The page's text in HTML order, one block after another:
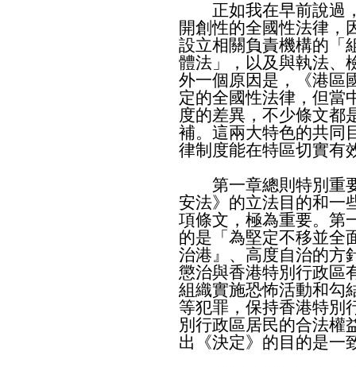
正如我在早前說過，
開創性的全國性法律，
設立相關負責機構的「
體法」，以及與執法、
外一個原因是，《港區
定的全國性法律，但當
度的差異，不少條文都
補。這兩大特色的共同
律制度能在特區切實有
第一章總則特別重要
安法》的立法目的和一
項條文，極為重要。第
的是「為堅定不移並全
治港』、高度自治的方
懲治與香港特別行政區
組織實施恐怖活動和勾
等犯罪，保持香港特別
別行政區居民的合法權
出《決定》的目的是一